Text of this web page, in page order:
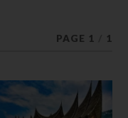
PAGE 1 1